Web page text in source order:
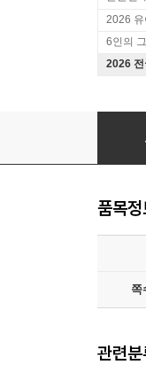
2026 유
6인의
2026 전
i 문해
품목
쪽
관련